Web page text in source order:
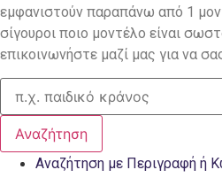
εμφανιστούν παραπάνω από 1
σίγουροι ποιο μοντέλο είναι
επικοινωνήστε μαζί μας για να
Αναζήτηση
Αναζήτηση με Περιγραφή ή